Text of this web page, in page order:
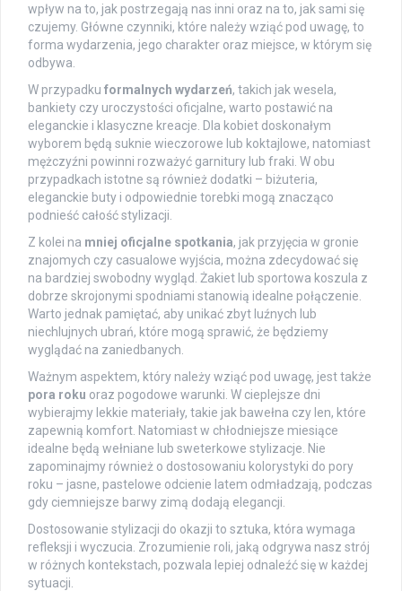
wpływ na to, jak postrzegają nas inni oraz na to, jak sami się
czujemy. Główne czynniki, które należy wziąć pod uwagę, to
forma wydarzenia, jego charakter oraz miejsce, w którym się
odbywa.
W przypadku formalnych wydarzeń, takich jak wesela,
bankiety czy uroczystości oficjalne, warto postawić na
eleganckie i klasyczne kreacje. Dla kobiet doskonałym
wyborem będą suknie wieczorowe lub koktajlowe, natomiast
mężczyźni powinni rozważyć garnitury lub fraki. W obu
przypadkach istotne są również dodatki – biżuteria,
eleganckie buty i odpowiednie torebki mogą znacząco
podnieść całość stylizacji.
Z kolei na mniej oficjalne spotkania, jak przyjęcia w gronie
znajomych czy casualowe wyjścia, można zdecydować się
na bardziej swobodny wygląd. Żakiet lub sportowa koszula z
dobrze skrojonymi spodniami stanowią idealne połączenie.
Warto jednak pamiętać, aby unikać zbyt luźnych lub
niechlujnych ubrań, które mogą sprawić, że będziemy
wyglądać na zaniedbanych.
Ważnym aspektem, który należy wziąć pod uwagę, jest także
pora roku oraz pogodowe warunki. W cieplejsze dni
wybierajmy lekkie materiały, takie jak bawełna czy len, które
zapewnią komfort. Natomiast w chłodniejsze miesiące
idealne będą wełniane lub sweterkowe stylizacje. Nie
zapominajmy również o dostosowaniu kolorystyki do pory
roku – jasne, pastelowe odcienie latem odmładzają, podczas
gdy ciemniejsze barwy zimą dodają elegancji.
Dostosowanie stylizacji do okazji to sztuka, która wymaga
refleksji i wyczucia. Zrozumienie roli, jaką odgrywa nasz strój
w różnych kontekstach, pozwala lepiej odnaleźć się w każdej
sytuacji.